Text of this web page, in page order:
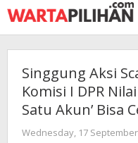
Skip
to
content
Singgung Aksi
Komisi I DPR
Satu Akun’ Bisa
Wednesday, 17 September